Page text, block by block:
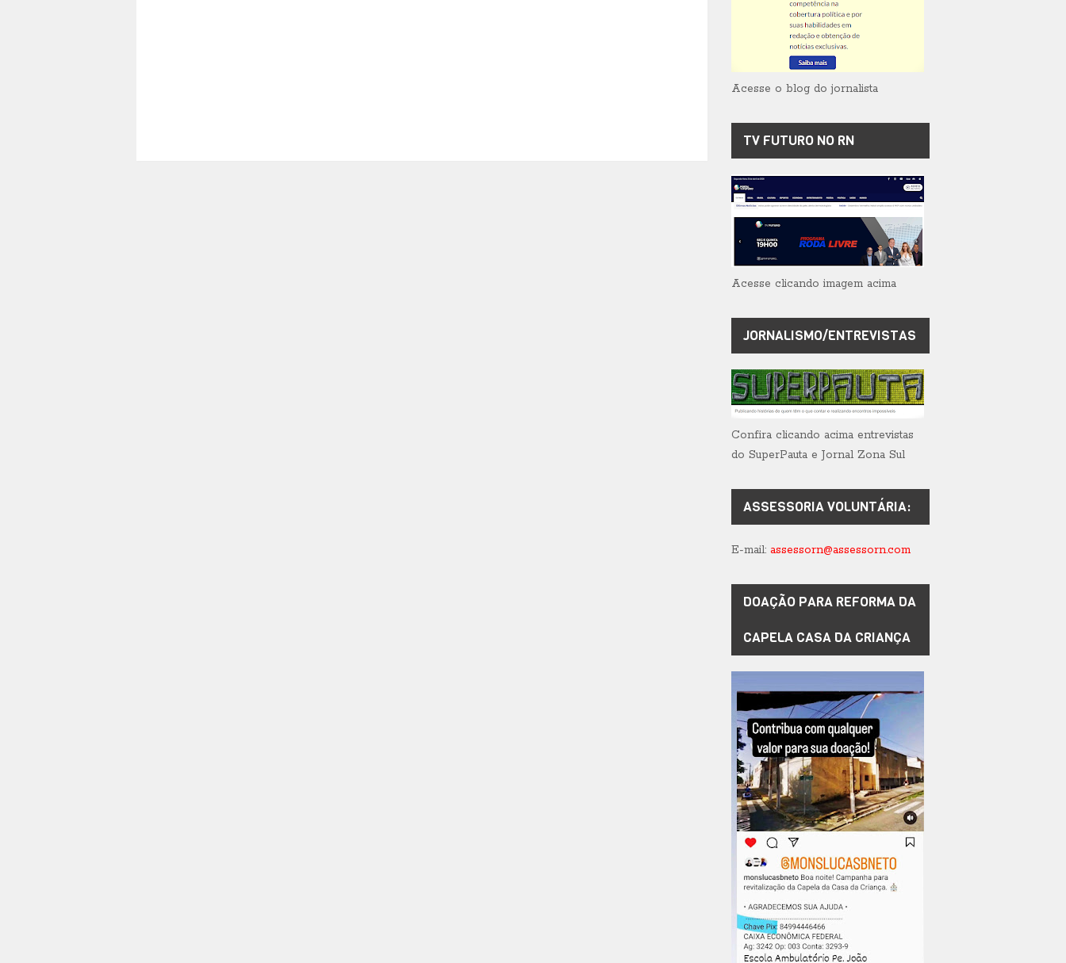
Acesse o blog do jornalista
TV FUTURO NO RN
Acesse clicando imagem acima
JORNALISMO/ENTREVISTAS
Confira clicando acima entrevistas
do SuperPauta e Jornal Zona Sul
ASSESSORIA VOLUNTÁRIA:
E-mail: assessorn@assessorn.com
DOAÇÃO PARA REFORMA DA
CAPELA CASA DA CRIANÇA